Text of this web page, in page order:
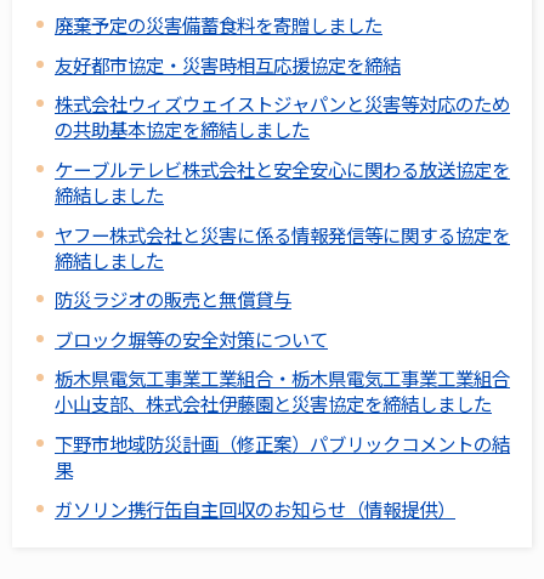
廃棄予定の災害備蓄食料を寄贈しました
友好都市協定・災害時相互応援協定を締結
株式会社ウィズウェイストジャパンと災害等対応のため
の共助基本協定を締結しました
ケーブルテレビ株式会社と安全安心に関わる放送協定を
締結しました
ヤフー株式会社と災害に係る情報発信等に関する協定を
締結しました
防災ラジオの販売と無償貸与
ブロック塀等の安全対策について
栃木県電気工事業工業組合・栃木県電気工事業工業組合
小山支部、株式会社伊藤園と災害協定を締結しました
下野市地域防災計画（修正案）パブリックコメントの結
果
ガソリン携行缶自主回収のお知らせ（情報提供）